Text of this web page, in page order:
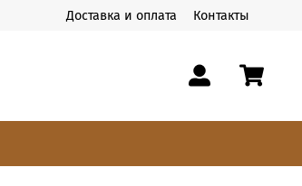
Доставка и оплата Контакты